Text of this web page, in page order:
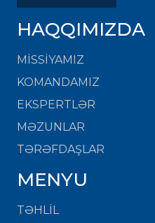
HAQQIMIZDA
MISSIYAMIZ
KOMANDAMIZ
EKSPERTLƏR
MƏZUNLAR
TƏRƏFDAŞLAR
MENYU
TƏHLİL